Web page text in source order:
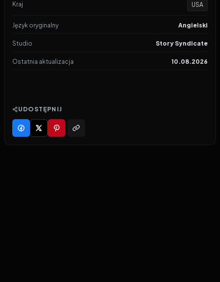
Kraj USA
Język oryginalny Angielski
Studio Story Syndicate
Ostatnia aktualizacja 10.08.2026
UDOSTĘPNIJ